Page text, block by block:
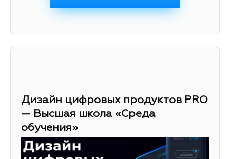
Дизайн цифровых продуктов PRO
— Высшая школа «Среда
обучения»